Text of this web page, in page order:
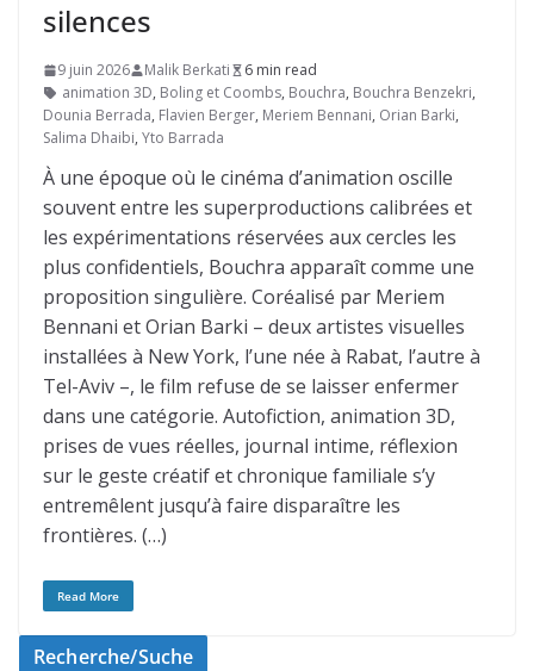
silences
9 juin 2026 Malik Berkati
6 min read
animation 3D, Boling et Coombs, Bouchra, Bouchra Benzekri,
Dounia Berrada, Flavien Berger, Meriem Bennani, Orian Barki,
Salima Dhaibi, Yto Barrada
À une époque où le cinéma d’animation oscille
souvent entre les superproductions calibrées et
les expérimentations réservées aux cercles les
plus confidentiels, Bouchra apparaît comme une
proposition singulière. Coréalisé par Meriem
Bennani et Orian Barki – deux artistes visuelles
installées à New York, l’une née à Rabat, l’autre à
Tel-Aviv –, le film refuse de se laisser enfermer
dans une catégorie. Autofiction, animation 3D,
prises de vues réelles, journal intime, réflexion
sur le geste créatif et chronique familiale s’y
entremêlent jusqu’à faire disparaître les
frontières. (…)
Read More
Recherche/Suche